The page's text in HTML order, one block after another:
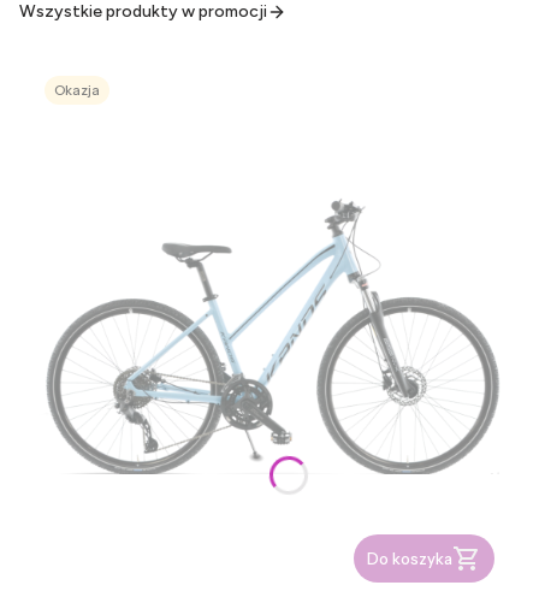
Wszystkie produkty w promocji
Okazja
Do koszyka